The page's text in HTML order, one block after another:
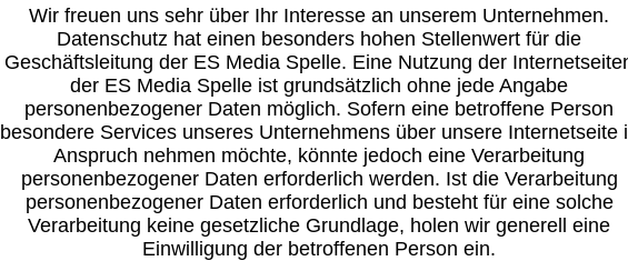
Wir freuen uns sehr über Ihr Interesse an unserem Unternehmen.
Datenschutz hat einen besonders hohen Stellenwert für die
Geschäftsleitung der ES Media Spelle. Eine Nutzung der
der ES Media Spelle ist grundsätzlich ohne jede Angabe
personenbezogener Daten möglich. Sofern eine betroffene Person
besondere Services unseres Unternehmens über unsere Internetseite
Anspruch nehmen möchte, könnte jedoch eine Verarbeitung
personenbezogener Daten erforderlich werden. Ist die Verarbeitung
personenbezogener Daten erforderlich und besteht für eine solche
Verarbeitung keine gesetzliche Grundlage, holen wir generell eine
Einwilligung der betroffenen Person ein.